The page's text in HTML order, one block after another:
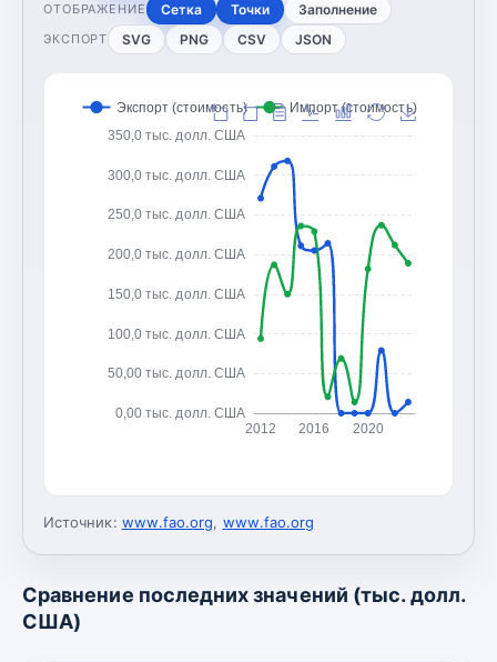
ОТОБРАЖЕНИЕ Сетка Точки Заполнение
ЭКСПОРТ SVG PNG CSV JSON
0,00 тыс. долл. США
50,00 тыс. долл. США
100,0 тыс. долл. США
150,0 тыс. долл. США
200,0 тыс. долл. США
250,0 тыс. долл. США
300,0 тыс. долл. США
350,0 тыс. долл. США
2012 2016 2020
Экспорт (стоимость) Импорт (стоимость)
Источник: www.fao.org, www.fao.org
Сравнение последних значений (тыс. долл.
США)